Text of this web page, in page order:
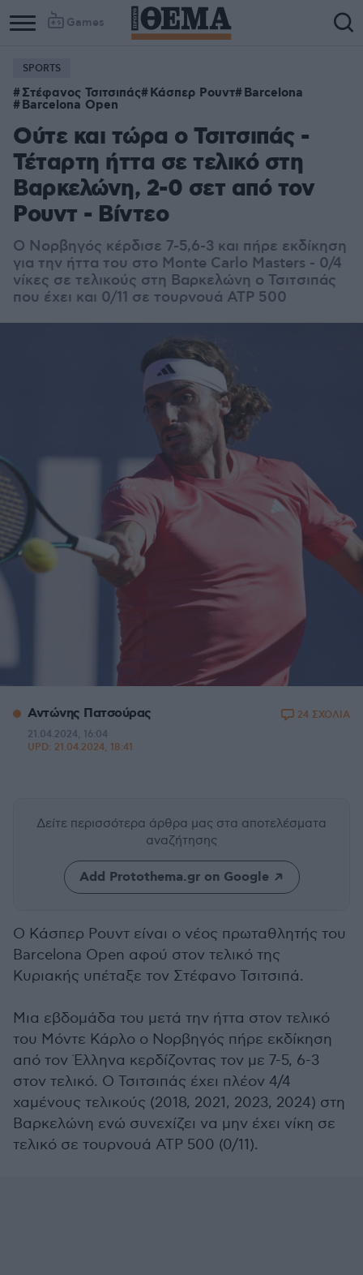
Games
SPORTS
Στέφανος Τσιτσιπάς Κάσπερ Ρουντ Barcelona
Barcelona Open
Ούτε και τώρα ο Τσιτσιπάς -
Τέταρτη ήττα σε τελικό στη
Βαρκελώνη, 2-0 σετ από τον
Ρουντ - Βίντεο
Ο Νορβηγός κέρδισε 7-5,6-3 και πήρε εκδίκηση
για την ήττα του στο Monte Carlo Masters - 0/4
νίκες σε τελικούς στη Βαρκελώνη ο Τσιτσιπάς
που έχει και 0/11 σε τουρνουά ATP 500
Αντώνης Πατσούρας
21.04.2024, 16:04
UPD: 21.04.2024, 18:41
24 ΣΧΟΛΙΑ
Δείτε περισσότερα άρθρα μας στα αποτελέσματα
αναζήτησης
Add Protothema.gr on Google
O Κάσπερ Ρουντ είναι ο νέος πρωταθλητής του
Barcelona Open αφού στον τελικό της
Κυριακής υπέταξε τον Στέφανο Τσιτσιπά.
Μια εβδομάδα του μετά την ήττα στον τελικό
του Μόντε Κάρλο ο Νορβηγός πήρε εκδίκηση
από τον Έλληνα κερδίζοντας τον με 7-5, 6-3
στον τελικό. Ο Τσιτσιπάς έχει πλέον 4/4
χαμένους τελικούς (2018, 2021, 2023, 2024) στη
Βαρκελώνη ενώ συνεχίζει να μην έχει νίκη σε
τελικό σε τουρνουά ATP 500 (0/11).